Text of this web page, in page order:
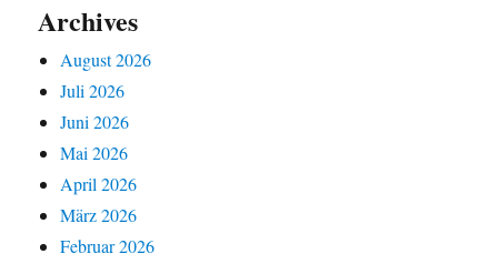
Archives
August 2026
Juli 2026
Juni 2026
Mai 2026
April 2026
März 2026
Februar 2026